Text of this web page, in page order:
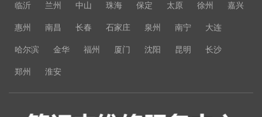
临沂 兰州 中山 珠海 保定 太原 徐州 嘉兴
惠州 南昌 长春 石家庄 泉州 南宁 大连
哈尔滨 金华 福州 厦门 沈阳 昆明 长沙
郑州 淮安